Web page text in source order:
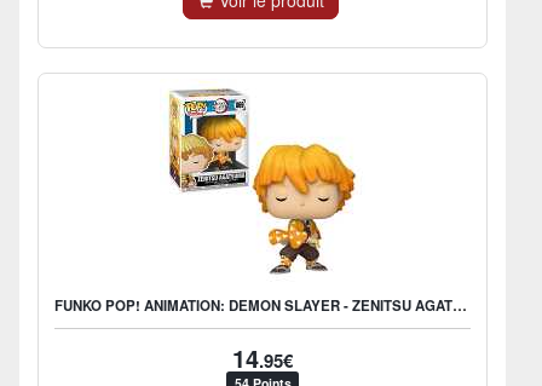
FUNKO POP! ANIMATION: DEMON SLAYER - ZENITSU AGATSUMA
14.95€